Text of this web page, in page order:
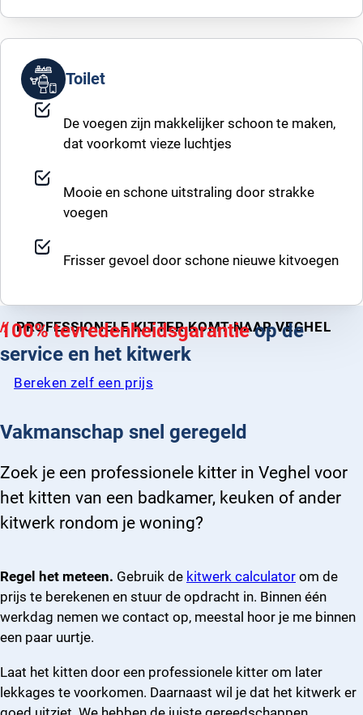
Toilet
De voegen zijn makkelijker schoon te maken,
dat voorkomt vieze luchtjes
Mooie en schone uitstraling door strakke
voegen
Frisser gevoel door schone nieuwe kitvoegen
PROFESSIONELE KITTER KOMT NAAR VEGHEL
100% tevredenheidsgarantieop de
service en het kitwerk
Bereken zelf een prijs
Vakmanschap snel geregeld
Zoek je een professionele kitter in Veghel voor
het kitten van een badkamer, keuken of ander
kitwerk rondom je woning?
Regel het meteen. Gebruik de kitwerk calculator om de
prijs te berekenen en stuur de opdracht in. Binnen één
werkdag nemen we contact op, meestal hoor je me binnen
een paar uurtje.
Laat het kitten door een professionele kitter om later
lekkages te voorkomen. Daarnaast wil je dat het kitwerk er